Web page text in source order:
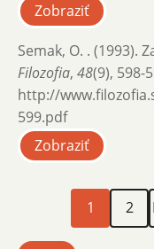
Zobraziť
Semak, O. . (1993).
Filozofia, 48(9), 598-
http://
599.pdf
Zobraziť
StránkovanieAktuálna
stránka
1 Page
2